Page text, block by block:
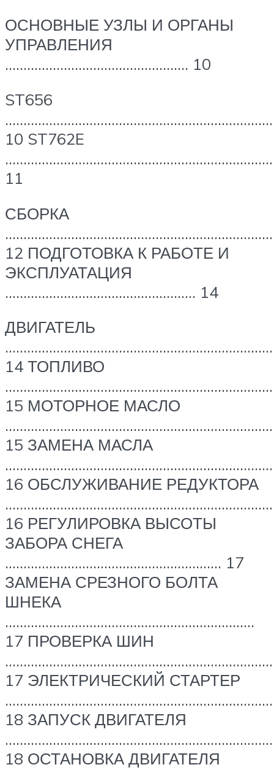
ОСНОВНЫЕ УЗЛЫ И ОРГАНЫ
УПРАВЛЕНИЯ
………………………………………….. 10
ST656
10 ST762E
11
СБОРКА
12 ПОДГОТОВКА К РАБОТЕ И
ЭКСПЛУАТАЦИЯ
……………………………………………. 14
ДВИГАТЕЛЬ
14 ТОПЛИВО
15 МОТОРНОЕ МАСЛО
15 ЗАМЕНА МАСЛА
16 ОБСЛУЖИВАНИЕ РЕДУКТОРА
16 РЕГУЛИРОВКА ВЫСОТЫ
ЗАБОРА СНЕГА
………………………………………………….. 17
ЗАМЕНА СРЕЗНОГО БОЛТА
ШНЕКА
…………………………………………………………..
17 ПРОВЕРКА ШИН
17 ЭЛЕКТРИЧЕСКИЙ СТАРТЕР
18 ЗАПУСК ДВИГАТЕЛЯ
18 ОСТАНОВКА ДВИГАТЕЛЯ